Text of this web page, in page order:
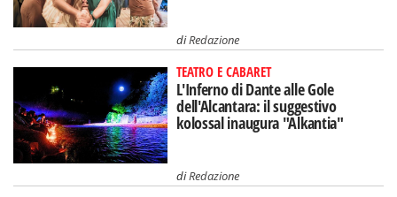
diRedazione
TEATRO E CABARET
L'Inferno di Dante alle Gole
dell'Alcantara: il suggestivo
kolossal inaugura "Alkantia"
diRedazione